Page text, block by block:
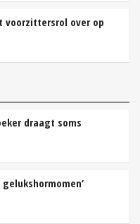
voorzittersrol over op
draagt soms